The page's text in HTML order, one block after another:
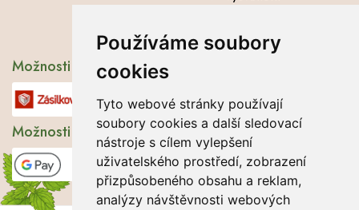
Používáme soubory
cookies
Tyto webové stránky používají
soubory cookies a další sledovací
nástroje s cílem vylepšení
uživatelského prostředí, zobrazení
přizpůsobeného obsahu a reklam,
analýzy návštěvnosti webových
Možnosti dopravy
Možnosti platby